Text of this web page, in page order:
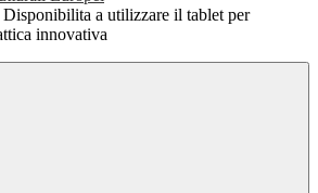
a utilizzare il tablet per
innovativa